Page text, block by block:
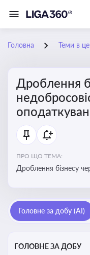
Головна Теми в
Дроблення
ПРО ЩО ТЕМА:
Дроблення бізнесу
Головне за добу (AI)
ГОЛОВНЕ ЗА ДОБУ